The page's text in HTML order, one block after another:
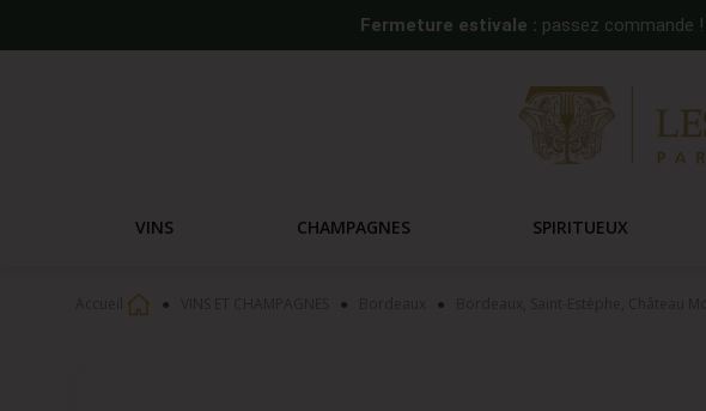
Fermeture estivale : passez commande
VINS CHAMPAGNES SPIRITUEUX